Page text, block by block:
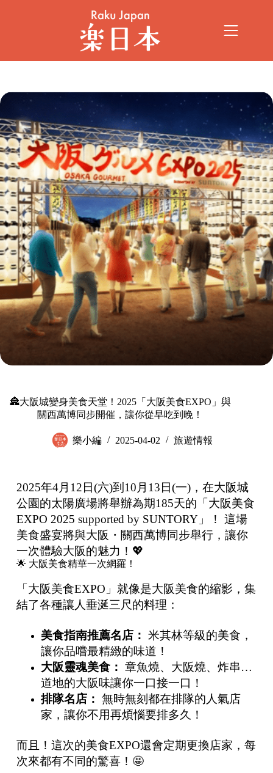
🏯大阪城變身美食天堂！2025「大阪美食EXPO」與
關西萬博同步開催，讓你從早吃到晚！
樂小編 2025-04-02 旅遊情報
2025年4月12日(六)到10月13日(一)，在大阪城
公園的太陽廣場將舉辦為期185天的「大阪美食
EXPO 2025 supported by SUNTORY」！ 這場
美食盛宴將與大阪・關西萬博同步舉行，讓你
一次體驗大阪的魅力！💖
🌟 大阪美食精華一次網羅！
「大阪美食EXPO」就像是大阪美食的縮影，集
結了各種讓人垂涎三尺的料理：
美食指南推薦名店： 米其林等級的美食，
讓你品嚐最精緻的味道！
大阪靈魂美食： 章魚燒、大阪燒、炸串…
道地的大阪味讓你一口接一口！
排隊名店： 無時無刻都在排隊的人氣店
家，讓你不用再煩惱要排多久！
而且！這次的美食EXPO還會定期更換店家，每
次來都有不同的驚喜！🤩